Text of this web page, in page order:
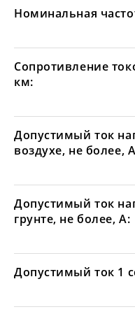
Номинальная
Сопротивление
км:
Допустимый ток
воздухе, не более,
Допустимый ток
грунте, не более, А:
Допустимый ток 1